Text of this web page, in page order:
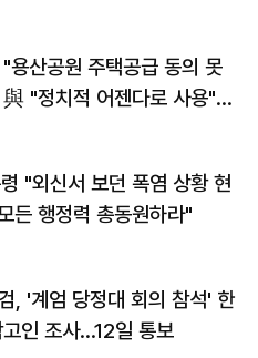
용산공원 주택공급 동의 못
"정치적 어젠다로 사용"
"외신서 보던 폭염 상황 현
든 행정력 총동원하라"
, '계엄 당정대 회의 참석' 한
인 조사...12일 통보